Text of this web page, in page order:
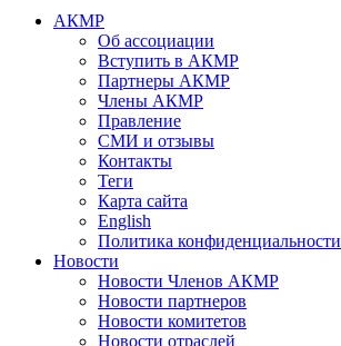
АКМР
Об ассоциации
Вступить в АКМР
Партнеры АКМР
Члены АКМР
Правление
СМИ и отзывы
Контакты
Теги
Карта сайта
English
Политика конфиденциальности
Новости
Новости Членов АКМР
Новости партнеров
Новости комитетов
Новости отраслей